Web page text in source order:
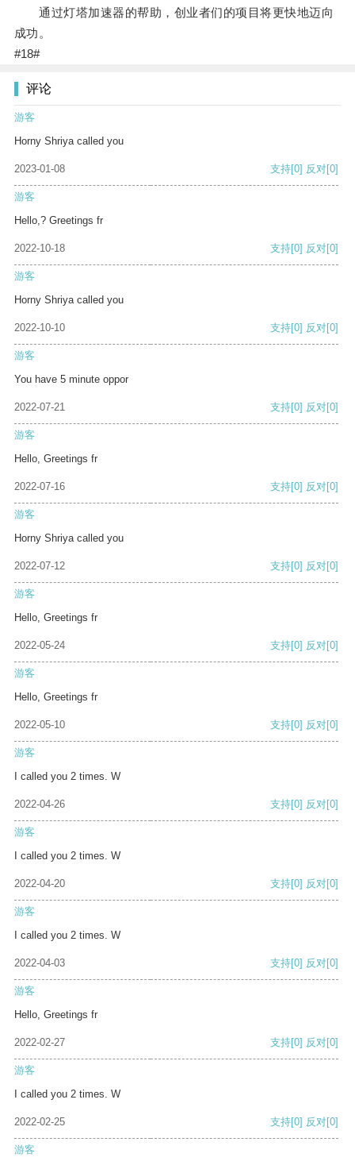
通过灯塔加速器的帮助，创业者们的项目将更快地迈向
成功。
#18#
评论
游客
Horny Shriya called you
2023-01-08 支持[0] 反对[0]
游客
Hello,? Greetings fr
2022-10-18 支持[0] 反对[0]
游客
Horny Shriya called you
2022-10-10 支持[0] 反对[0]
游客
You have 5 minute oppor
2022-07-21 支持[0] 反对[0]
游客
Hello, Greetings fr
2022-07-16 支持[0] 反对[0]
游客
Horny Shriya called you
2022-07-12 支持[0] 反对[0]
游客
Hello, Greetings fr
2022-05-24 支持[0] 反对[0]
游客
Hello, Greetings fr
2022-05-10 支持[0] 反对[0]
游客
I called you 2 times. W
2022-04-26 支持[0] 反对[0]
游客
I called you 2 times. W
2022-04-20 支持[0] 反对[0]
游客
I called you 2 times. W
2022-04-03 支持[0] 反对[0]
游客
Hello, Greetings fr
2022-02-27 支持[0] 反对[0]
游客
I called you 2 times. W
2022-02-25 支持[0] 反对[0]
游客